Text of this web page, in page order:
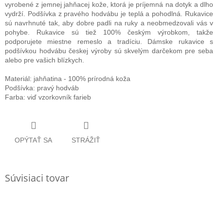
vyrobené z jemnej jahňacej kože, ktorá je príjemná na dotyk a dlho
vydrží. Podšívka z pravého hodvábu je teplá a pohodlná. Rukavice
sú navrhnuté tak, aby dobre padli na ruky a neobmedzovali vás v
pohybe. Rukavice sú tiež 100% českým výrobkom, takže
podporujete miestne remeslo a tradíciu. Dámske rukavice s
podšívkou hodvábu českej výroby sú skvelým darčekom pre seba
alebo pre vašich blízkych.
Materiál: jahňatina - 100% prírodná koža
Podšívka: pravý hodváb
Farba: viď vzorkovník farieb
OPÝTAŤ SA STRÁŽIŤ
Súvisiaci tovar